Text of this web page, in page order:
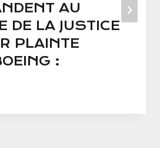
AU
DE LA JUSTICE
PLAINTE
: